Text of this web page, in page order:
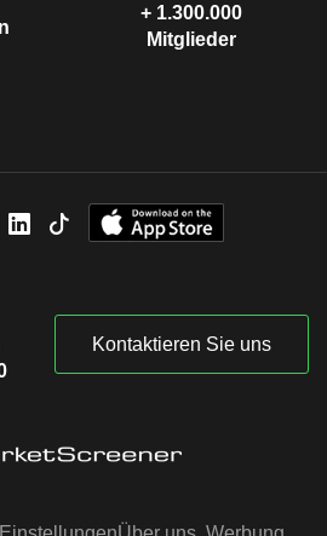
+ 1.300.000
Mitglieder
Kontaktieren Sie uns